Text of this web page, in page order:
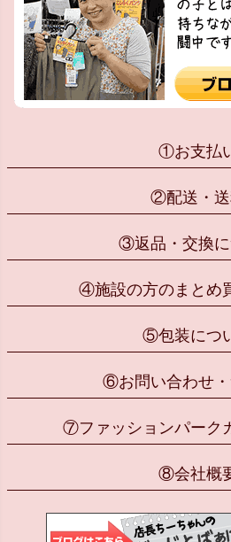
①お支払
②配送・
③返品・交換に
④施設の方のまとめ
⑤包装につ
⑥お問い合わせ・
⑦ファッションパーク
⑧会社概